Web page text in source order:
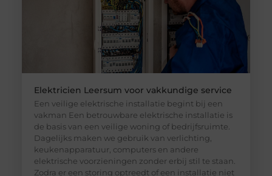
Elektricien Leersum voor vakkundige service
Een veilige elektrische installatie begint bij een
vakman Een betrouwbare elektrische installatie is
de basis van een veilige woning of bedrijfsruimte.
Dagelijks maken we gebruik van verlichting,
keukenapparatuur, computers en andere
elektrische voorzieningen zonder erbij stil te staan.
Zodra er een storing optreedt of een installatie niet